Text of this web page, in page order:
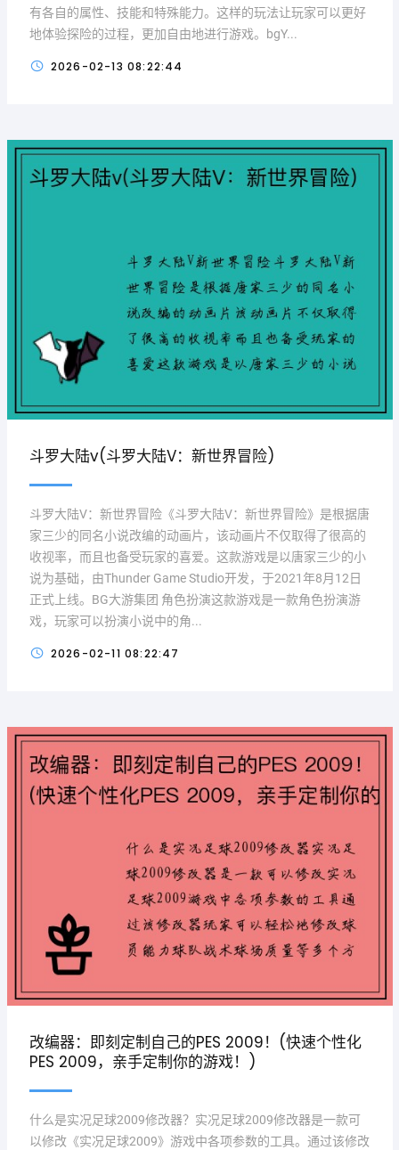
有各自的属性、技能和特殊能力。这样的玩法让玩家可以更好
地体验探险的过程，更加自由地进行游戏。bgY...
2026-02-13 08:22:44
斗罗大陆v(斗罗大陆V：新世界冒险)
斗罗大陆V：新世界冒险《斗罗大陆V：新世界冒险》是根据唐
家三少的同名小说改编的动画片，该动画片不仅取得了很高的
收视率，而且也备受玩家的喜爱。这款游戏是以唐家三少的小
说为基础，由Thunder Game Studio开发，于2021年8月12日
正式上线。BG大游集团 角色扮演这款游戏是一款角色扮演游
戏，玩家可以扮演小说中的角...
2026-02-11 08:22:47
改编器：即刻定制自己的PES 2009！(快速个性化
PES 2009，亲手定制你的游戏！)
什么是实况足球2009修改器？实况足球2009修改器是一款可
以修改《实况足球2009》游戏中各项参数的工具。通过该修改